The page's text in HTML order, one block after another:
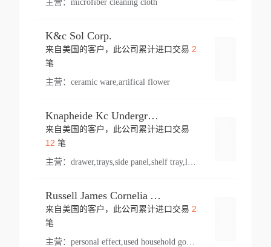
主营： microfiber cleaning cloth
K&c Sol Corp.
来自美国的客户，此公司累计进口交易 2
笔
主营： ceramic ware,artifical flower
Knapheide Kc Underground
来自美国的客户，此公司累计进口交易
12 笔
主营：
Russell James Cornelia Arlington Va
来自美国的客户，此公司累计进口交易 2
笔
主营： personal effect,used household goods